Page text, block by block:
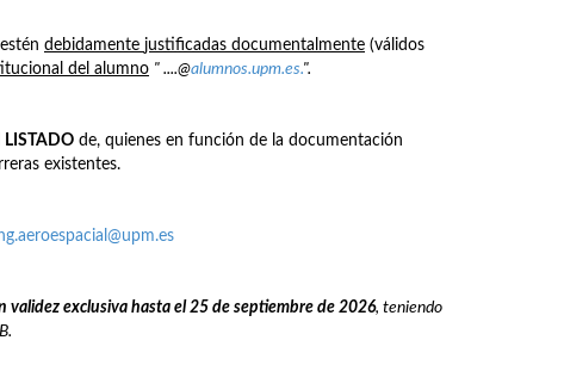
debidamente justificadas documentalmente (válidos
del alumno " ....@alumnos.upm.es.".
LISTADO de, quienes en función de la documentación
existentes.
validez exclusiva hasta el 25 de septiembre de 2026, teniendo